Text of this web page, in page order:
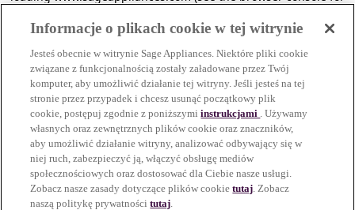
Informacje o plikach cookie w tej witrynie
Jesteś obecnie w witrynie Sage Appliances. Niektóre pliki cookie
związane z funkcjonalnością zostały załadowane przez Twój
komputer, aby umożliwić działanie tej witryny. Jeśli jesteś na tej
stronie przez przypadek i chcesz usunąć początkowy plik
cookie, postępuj zgodnie z poniższymiinstrukcjami . Używamy
własnych oraz zewnętrznych plików cookie oraz znaczników,
aby umożliwić działanie witryny, analizować odbywający się w
niej ruch, zabezpieczyć ją, włączyć obsługę mediów
społecznościowych oraz dostosować dla Ciebie nasze usługi.
Zobacz nasze zasady dotyczące plików cookietutaj. Zobacz
naszą politykę prywatnościtutaj.